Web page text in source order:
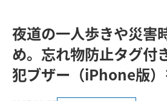
夜道の一人歩きや災害
め。忘れ物防止タグ付
犯ブザー（iPhone版